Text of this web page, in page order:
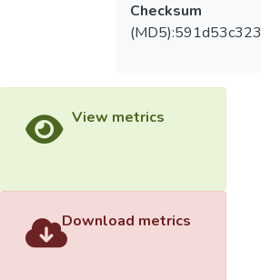
Checksum
View metrics
Download metrics